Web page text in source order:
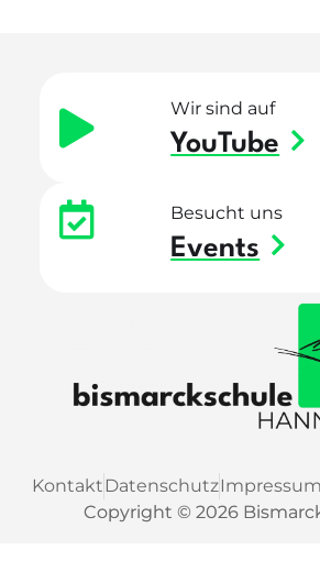
Wir sind auf
YouTube
Besucht uns
Events
Copyright © 2026
KontaktDatenschutzImpressum